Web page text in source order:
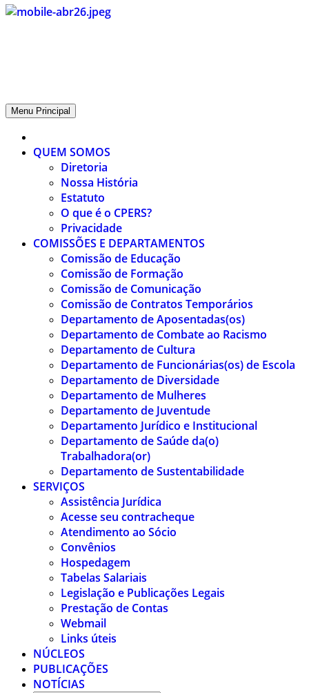
CPERS – Sindicato
CPERS – Sindicato dos Professores e Funcionários de escola do
Menu Principal
QUEM SOMOS
Diretoria
Nossa História
Estatuto
O que é o CPERS?
Privacidade
COMISSÕES E DEPARTAMENTOS
Comissão de Educação
Comissão de Formação
Comissão de Comunicação
Comissão de Contratos Temporários
Departamento de Aposentadas(os)
Departamento de Combate ao Racismo
Departamento de Cultura
Departamento de Funcionárias(os) de Escola
Departamento de Diversidade
Departamento de Mulheres
Departamento de Juventude
Departamento Jurídico e Institucional
Departamento de Saúde da(o)
Trabalhadora(or)
Departamento de Sustentabilidade
SERVIÇOS
Assistência Jurídica
Acesse seu contracheque
Atendimento ao Sócio
Convênios
Hospedagem
Tabelas Salariais
Legislação e Publicações Legais
Prestação de Contas
Webmail
Links úteis
NÚCLEOS
PUBLICAÇÕES
NOTÍCIAS